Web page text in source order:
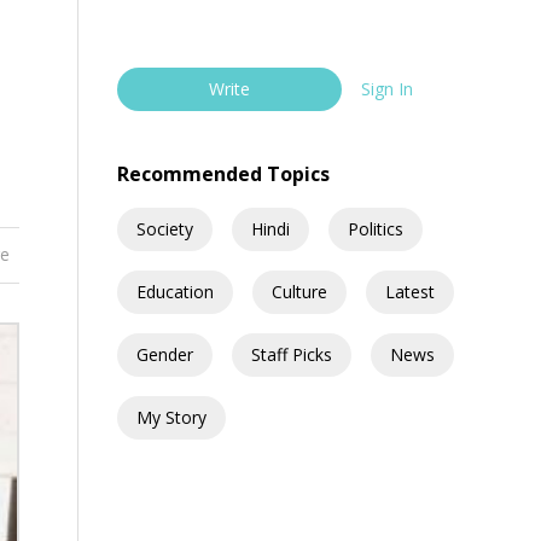
Write Sign In
Recommended Topics
Society Hindi Politics
Education Culture Latest
Gender Staff Picks News
My Story